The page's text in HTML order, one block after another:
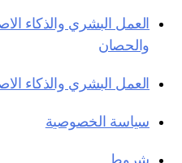
العمل البشري والذكاء
والحصان
العمل البشري والذكاء
سياسة الخصوصية